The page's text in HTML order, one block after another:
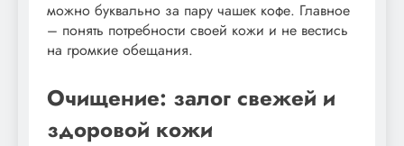
можно буквально за пару чашек кофе. Главное
– понять потребности своей кожи и не вестись
на громкие обещания.
Очищение: залог свежей и
здоровой кожи